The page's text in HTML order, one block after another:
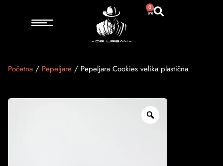
0
Početna / Pepeljare / Pepeljara Cookies velika plastična